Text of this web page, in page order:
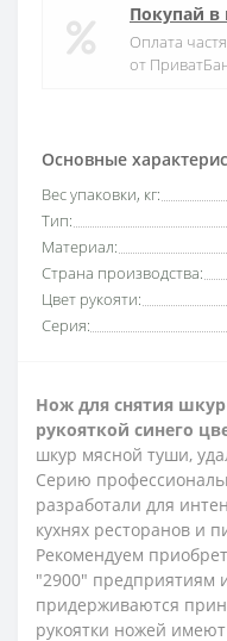
Основные
Вес упаковки, кг:
Тип:
Материал:
Страна производства:
Цвет рукояти:
Серия:
Покупай в
Оплата
от
Нож для снятия
рукояткой синего
шкур мясной туши,
Серию
разработали для
кухнях ресторанов и
Рекомендуем
"2900" предприятиям
придерживаются
рукоятки ножей